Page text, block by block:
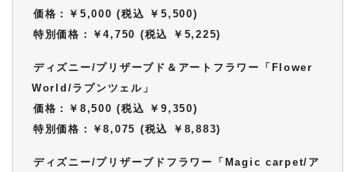
価格：￥5,000 (税込 ￥5,500)
特別価格：￥4,750 (税込 ￥5,225)
ディズニー/プリザーブド＆アートフラワー「Flower
World/ラプンツェル」
価格：￥8,500 (税込 ￥9,350)
特別価格：￥8,075 (税込 ￥8,883)
ディズニー/プリザーブドフラワー「Magic carpet/ア